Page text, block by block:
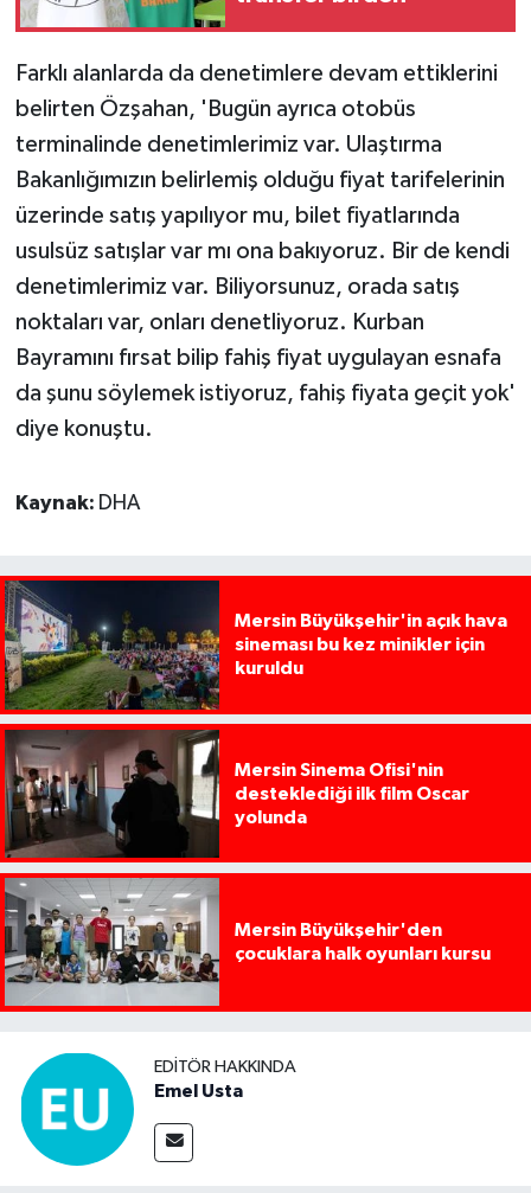
Farklı alanlarda da denetimlere devam ettiklerini
belirten Özşahan, 'Bugün ayrıca otobüs
terminalinde denetimlerimiz var. Ulaştırma
Bakanlığımızın belirlemiş olduğu fiyat tarifelerinin
üzerinde satış yapılıyor mu, bilet fiyatlarında
usulsüz satışlar var mı ona bakıyoruz. Bir de kendi
denetimlerimiz var. Biliyorsunuz, orada satış
noktaları var, onları denetliyoruz. Kurban
Bayramını fırsat bilip fahiş fiyat uygulayan esnafa
da şunu söylemek istiyoruz, fahiş fiyata geçit yok'
diye konuştu.
Kaynak: DHA
Mersin Büyükşehir'in açık hava
sineması bu kez minikler için
kuruldu
Mersin Sinema Ofisi'nin
desteklediği ilk film Oscar
yolunda
Mersin Büyükşehir'den
çocuklara halk oyunları kursu
EDITÖR HAKKINDA
Emel Usta